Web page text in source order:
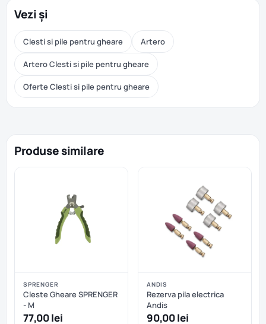
Vezi și
Clesti si pile pentru gheare Artero
Artero Clesti si pile pentru gheare
Oferte Clesti si pile pentru gheare
Produse similare
SPRENGER
Cleste Gheare SPRENGER
- M
77,00 lei
ANDIS
Rezerva pila electrica
Andis
90,00 lei